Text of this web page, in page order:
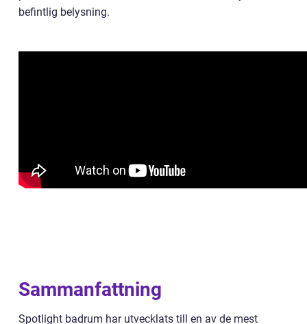
befintlig belysning.
Sammanfattning
Spotlight badrum har utvecklats till en av de mest